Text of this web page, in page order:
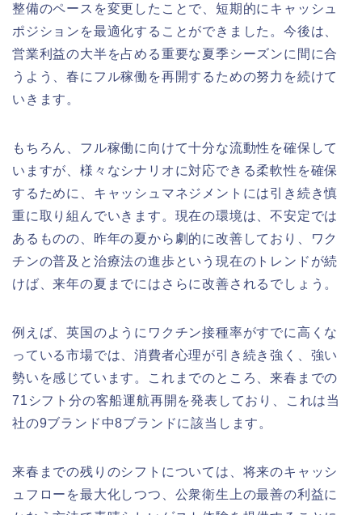
整備のペースを変更したことで、短期的にキャッシュ
ポジションを最適化することができました。今後は、
営業利益の大半を占める重要な夏季シーズンに間に合
うよう、春にフル稼働を再開するための努力を続けて
いきます。
もちろん、フル稼働に向けて十分な流動性を確保して
いますが、様々なシナリオに対応できる柔軟性を確保
するために、キャッシュマネジメントには引き続き慎
重に取り組んでいきます。現在の環境は、不安定では
あるものの、昨年の夏から劇的に改善しており、ワク
チンの普及と治療法の進歩という現在のトレンドが続
けば、来年の夏までにはさらに改善されるでしょう。
例えば、英国のようにワクチン接種率がすでに高くな
っている市場では、消費者心理が引き続き強く、強い
勢いを感じています。これまでのところ、来春までの
71シフト分の客船運航再開を発表しており、これは当
社の9ブランド中8ブランドに該当します。
来春までの残りのシフトについては、将来のキャッシ
ュフローを最大化しつつ、公衆衛生上の最善の利益に